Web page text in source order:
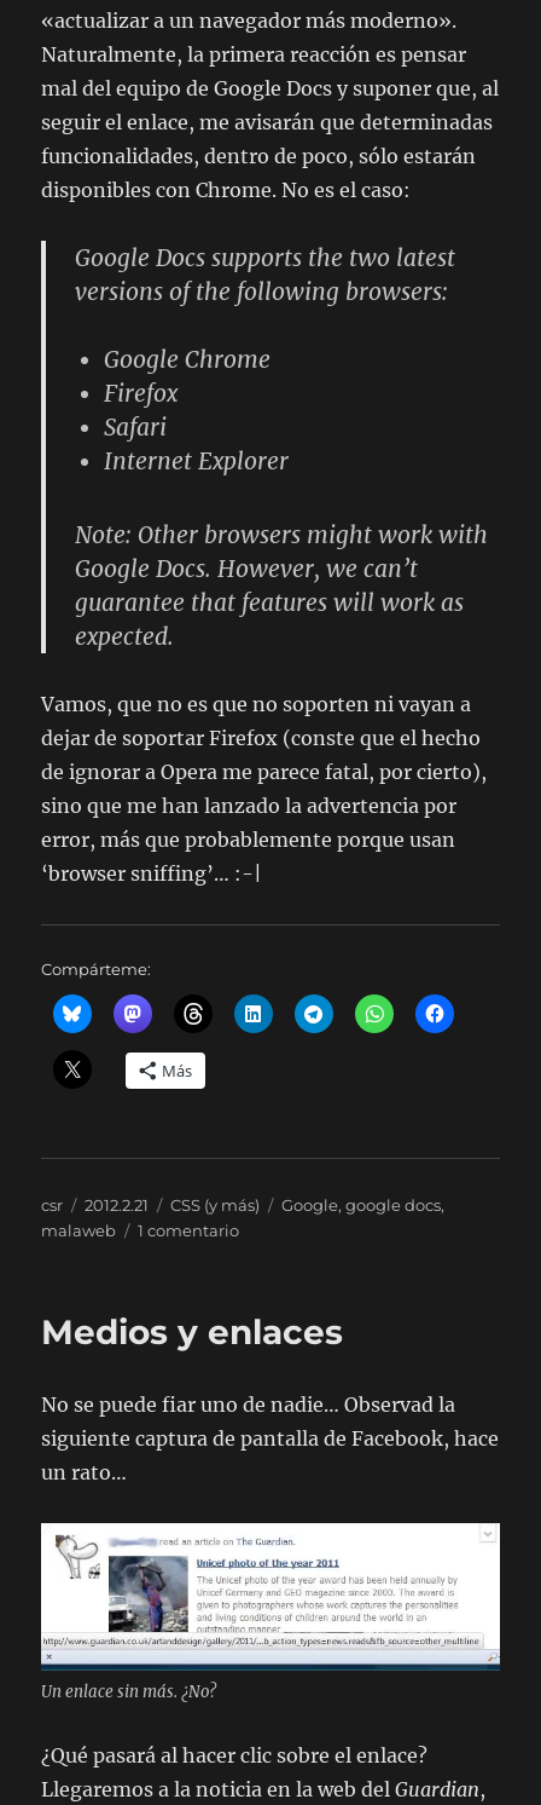
«actualizar a un navegador más moderno».
Naturalmente, la primera reacción es pensar
mal del equipo de Google Docs y suponer que, al
seguir el enlace, me avisarán que determinadas
funcionalidades, dentro de poco, sólo estarán
disponibles con Chrome. No es el caso:
Google Docs supports the two latest
versions of the following browsers:
Google Chrome
Firefox
Safari
Internet Explorer
Note: Other browsers might work with
Google Docs. However, we can’t
guarantee that features will work as
expected.
Vamos, que no es que no soporten ni vayan a
dejar de soportar Firefox (conste que el hecho
de ignorar a Opera me parece fatal, por cierto),
sino que me han lanzado la advertencia por
error, más que probablemente porque usan
‘browser sniffing’… :-|
Compárteme:
Más
Autor
csr
Publicado
el
2012.2.21 Categorías
CSS (y más) Etiquetas
Google,google docs,
malaweb
1 comentarioen
‘browser
Medios y enlaces
No se puede fiar uno de nadie… Observad la
siguiente captura de pantalla de Facebook, hace
un rato…
Un enlace sin más. ¿No?
¿Qué pasará al hacer clic sobre el enlace?
Llegaremos a la noticia en la web delGuardian,